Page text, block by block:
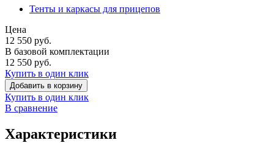
Тенты и каркасы для прицепов
Цена
12 550 руб.
В базовой комплектации
12 550 руб.
Купить в один клик
Добавить в корзину
Купить в один клик
В сравнение
Характеристики